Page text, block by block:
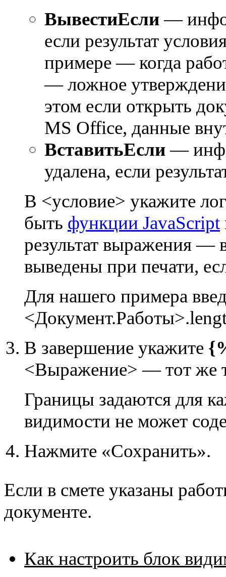
ВывестиЕсли—
если результат
примере — когда
— ложное
этом если открыть
MS Office, данные
ВставитьЕсли—
удалена, если
В <условие> укажите
быть функции JavaScript
результат выражения —
выведены при печати,
Для нашего примера
В завершение укажите
<Выражение> — тот же
Границы задаются для
видимости не может
Нажмите «Сохранить».
Если в смете указаны
документе.
Как настроить блок